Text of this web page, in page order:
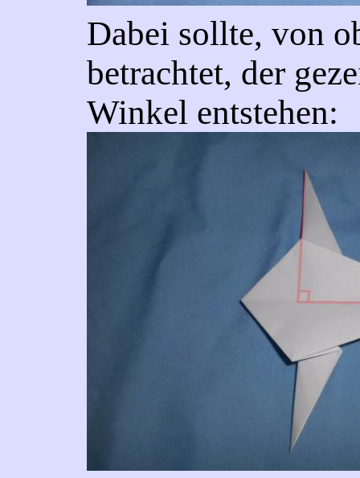
Dabei sollte, von
betrachtet, der
Winkel entstehen: